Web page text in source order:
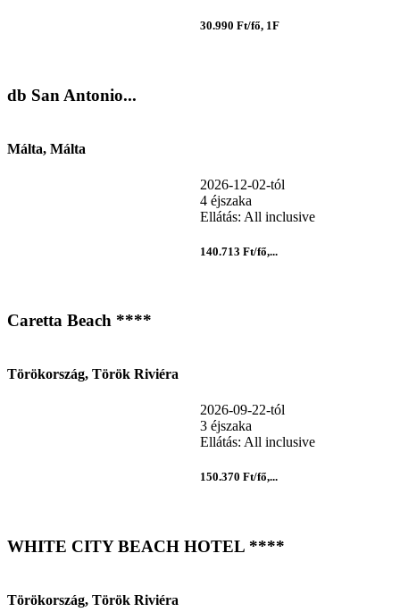
30.990 Ft/fő, 1F
db San Antonio...
Málta, Málta
2026-12-02-tól
4 éjszaka
Ellátás: All inclusive
140.713 Ft/fő,...
Caretta Beach ****
Törökország, Török Riviéra
2026-09-22-tól
3 éjszaka
Ellátás: All inclusive
150.370 Ft/fő,...
WHITE CITY BEACH HOTEL ****
Törökország, Török Riviéra